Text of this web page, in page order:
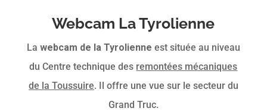
Webcam La Tyrolienne
La webcam de la Tyrolienne est située au niveau
du Centre technique des remontées mécaniques
de la Toussuire. Il offre une vue sur le secteur du
Grand Truc.